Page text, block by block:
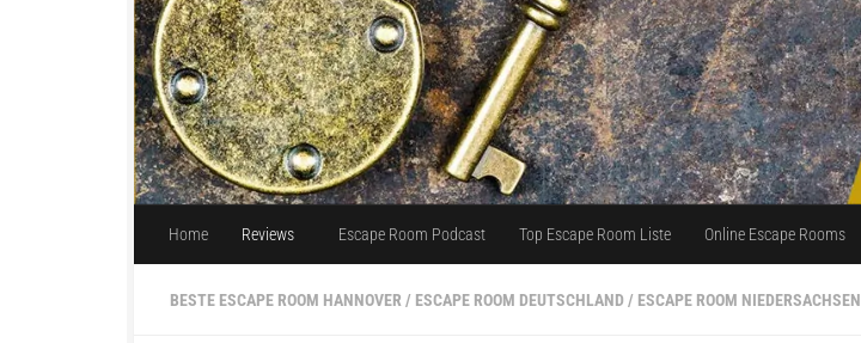
Home Reviews Escape Room Podcast Top Escape Room Liste Online Escape Rooms
BESTE ESCAPE ROOM HANNOVER / ESCAPE ROOM DEUTSCHLAND / ESCAPE ROOM NIEDERSACHSEN